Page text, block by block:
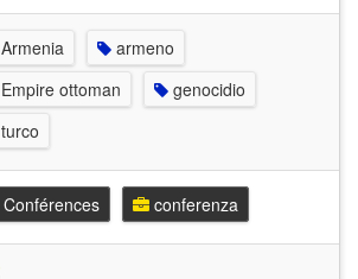
Armenia
armeno
Empire ottoman
genocidio
turco
Conférences conferenza